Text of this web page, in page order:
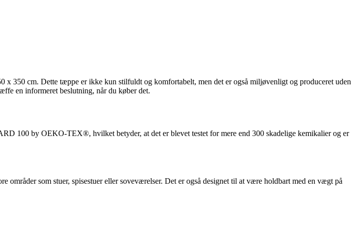
350 cm. Dette tæppe er ikke kun stilfuldt og komfortabelt, men det er også miljøvenligt og produceret uden
en informeret beslutning, når du køber det.
100 by OEKO-TEX®, hvilket betyder, at det er blevet testet for mere end 300 skadelige kemikalier og er
som stuer, spisestuer eller soveværelser. Det er også designet til at være holdbart med en vægt på